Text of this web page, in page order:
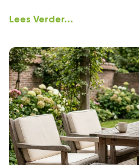
Lees Verder...